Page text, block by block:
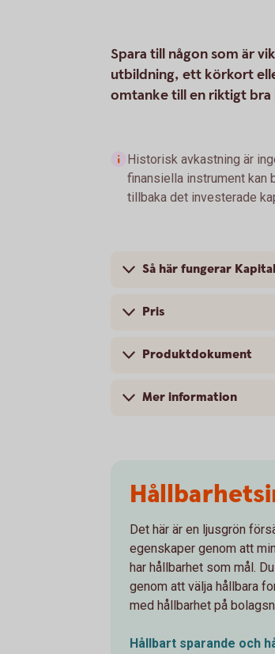
Spara till någon som är
utbildning, ett körkort
omtanke till en riktigt bra
Historisk avkastning är
finansiella instrument kan
tillbaka det investerade
Så här fungerar
Pris
Produktdokument
Mer information
Det här är en ljusgrön
egenskaper genom att
har hållbarhet som mål.
genom att välja hållbara
med hållbarhet på
Hållbart sparande och